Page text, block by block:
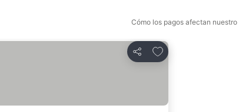
Cómo los pagos afectan
Compartir
Agregar a favoritos